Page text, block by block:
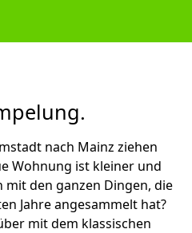
nach Mainz ziehen
Wohnung ist kleiner und
den ganzen Dingen, die
Jahre angesammelt hat?
mit dem klassischen